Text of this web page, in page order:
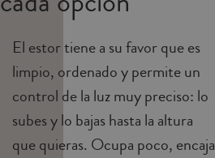
El estor tiene a su favor que es
limpio, ordenado y permite un
control de la luz muy preciso: lo
subes y lo bajas hasta la altura
que quieras. Ocupa poco, encaja